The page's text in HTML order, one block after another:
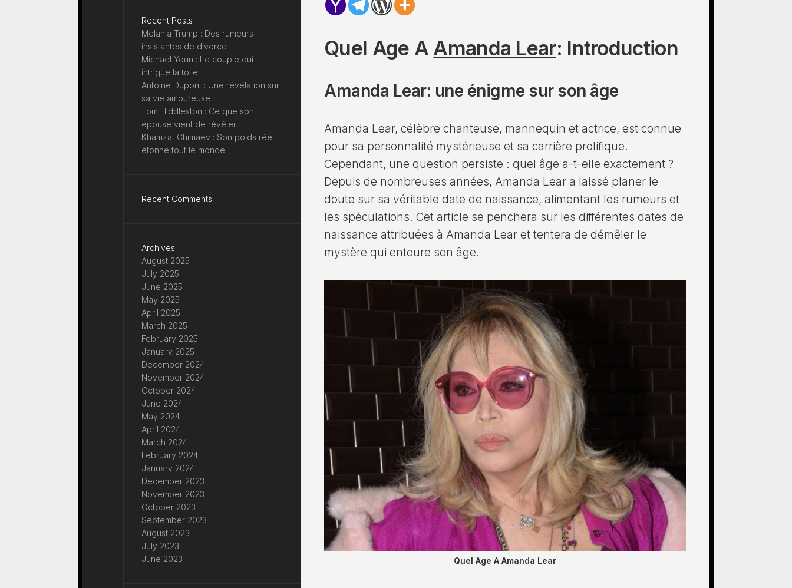
Quel Age A Amanda Lear: Introduction
Amanda Lear: une énigme sur son âge
Amanda Lear, célèbre chanteuse, mannequin et actrice, est connue
pour sa personnalité mystérieuse et sa carrière prolifique.
Cependant, une question persiste : quel âge a-t-elle exactement ?
Depuis de nombreuses années, Amanda Lear a laissé planer le
doute sur sa véritable date de naissance, alimentant les rumeurs et
les spéculations. Cet article se penchera sur les différentes dates de
naissance attribuées à Amanda Lear et tentera de démêler le
mystère qui entoure son âge.
Quel Age A Amanda Lear
Recent Posts
Melania Trump : Des rumeurs
insistantes de divorce
Michael Youn : Le couple qui
intrigue la toile
Antoine Dupont : Une révélation sur
sa vie amoureuse
Tom Hiddleston : Ce que son
épouse vient de révéler
Khamzat Chimaev : Son poids réel
étonne tout le monde
Recent Comments
Archives
August 2025
July 2025
June 2025
May 2025
April 2025
March 2025
February 2025
January 2025
December 2024
November 2024
October 2024
June 2024
May 2024
April 2024
March 2024
February 2024
January 2024
December 2023
November 2023
October 2023
September 2023
August 2023
July 2023
June 2023